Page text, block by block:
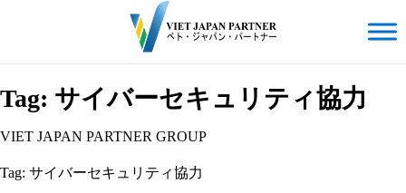
Tag: サイバーセキュリティ協力
VIET JAPAN PARTNER GROUP
Tag: サイバーセキュリティ協力